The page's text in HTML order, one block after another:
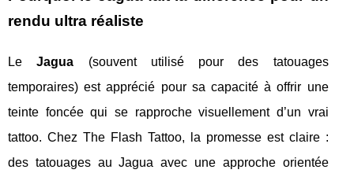
rendu ultra réaliste
LeJagua (souvent utilisé pour des tatouages
temporaires) est apprécié pour sa capacité à offrir une
teinte foncée qui se rapproche visuellement d’un vrai
tattoo. Chez The Flash Tattoo, la promesse est claire :
des tatouages au Jagua avec une approche orientée